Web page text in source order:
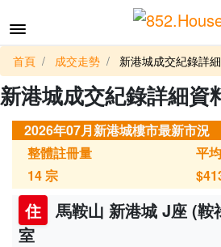
首頁 成交走勢 新港城成交紀錄詳
新港城成交紀錄詳細資
2026年07月新港城樓市最新市況
整體註冊量
14宗
平
住
馬鞍山 新港城 J座 (鞍
室